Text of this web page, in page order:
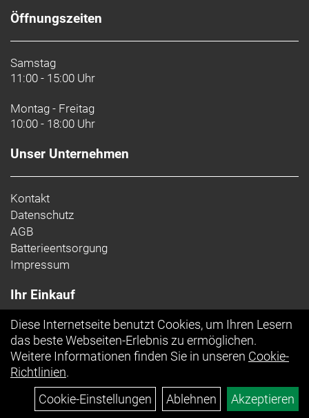
Öffnungszeiten
Samstag
11:00 - 15:00 Uhr
Montag - Freitag
10:00 - 18:00 Uhr
Unser Unternehmen
Kontakt
Datenschutz
AGB
Batterieentsorgung
Impressum
Ihr Einkauf
Top Artikel
Diese Internetseite benutzt Cookies, um Ihren Lesern
das beste Webseiten-Erlebnis zu ermöglichen.
Weitere Informationen finden Sie in unseren Cookie-
Richtlinien.
Cookie-Einstellungen
Ablehnen Akzeptieren